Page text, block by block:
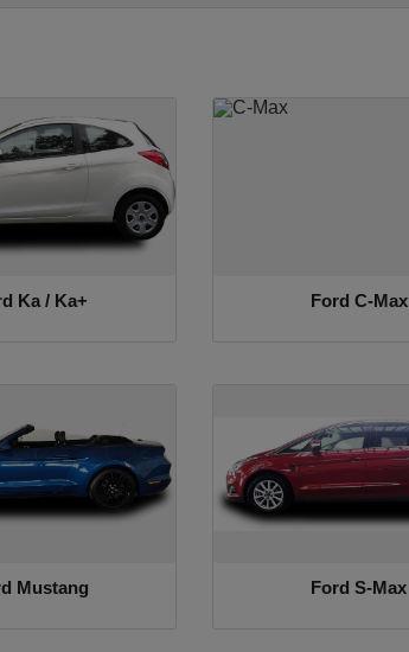
Ka / Ka+ Ford C-Max
Mustang Ford S-Max